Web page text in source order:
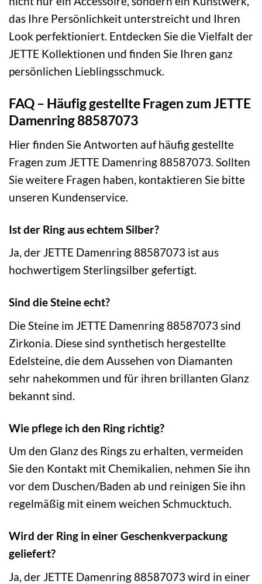
das Ihre Persönlichkeit unterstreicht und Ihren
Look perfektioniert. Entdecken Sie die Vielfalt der
JETTE Kollektionen und finden Sie Ihren ganz
persönlichen Lieblingsschmuck.
FAQ – Häufig gestellte Fragen zum JETTE
Damenring 88587073
Hier finden Sie Antworten auf häufig gestellte
Fragen zum JETTE Damenring 88587073. Sollten
Sie weitere Fragen haben, kontaktieren Sie bitte
unseren Kundenservice.
Ist der Ring aus echtem Silber?
Ja, der JETTE Damenring 88587073 ist aus
hochwertigem Sterlingsilber gefertigt.
Sind die Steine echt?
Die Steine im JETTE Damenring 88587073 sind
Zirkonia. Diese sind synthetisch hergestellte
Edelsteine, die dem Aussehen von Diamanten
sehr nahekommen und für ihren brillanten Glanz
bekannt sind.
Wie pflege ich den Ring richtig?
Um den Glanz des Rings zu erhalten, vermeiden
Sie den Kontakt mit Chemikalien, nehmen Sie ihn
vor dem Duschen/Baden ab und reinigen Sie ihn
regelmäßig mit einem weichen Schmucktuch.
Wird der Ring in einer Geschenkverpackung
geliefert?
Ja, der JETTE Damenring 88587073 wird in einer